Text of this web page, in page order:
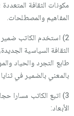
مكونات الثقافة
المفاهيم والمصطلحات.
2) استخدم الكاتب
الثقافة السياسية
طابع التجرد والحياد
بالمعني بالضمير في
3) اتبع الكاتب مسارا
الأبعاد: